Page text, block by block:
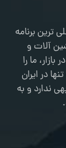
ترین برنامه
آلات و
ما را
در ایران
ندارد و به